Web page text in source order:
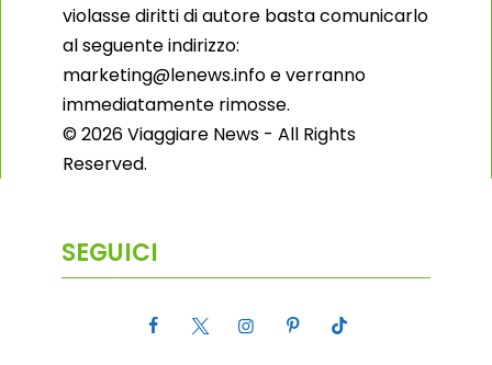
violasse diritti di autore basta comunicarlo
al seguente indirizzo:
marketing@lenews.info e verranno
immediatamente rimosse.
© 2026 Viaggiare News - All Rights
Reserved.
SEGUICI